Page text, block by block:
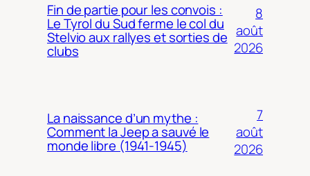
Fin de partie pour les convois :
Le Tyrol du Sud ferme le col du
Stelvio aux rallyes et sorties de
clubs
8
août
2026
La naissance d’un mythe :
Comment la Jeep a sauvé le
monde libre (1941-1945)
7
août
2026